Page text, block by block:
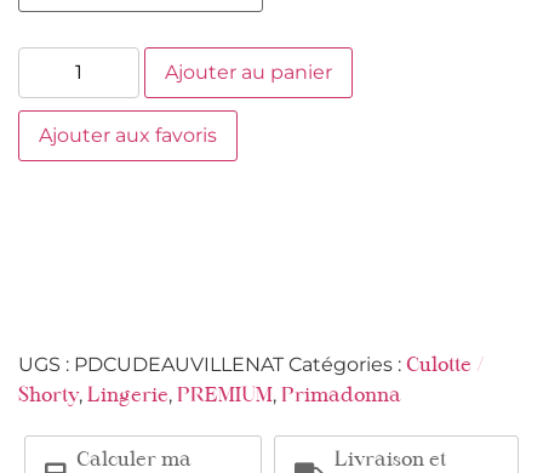
Ajouter au panier
Ajouter aux favoris
UGS : PDCUDEAUVILLENAT Catégories : Culotte /
Shorty, Lingerie, PREMIUM, Primadonna
Calculer ma
Livraison et